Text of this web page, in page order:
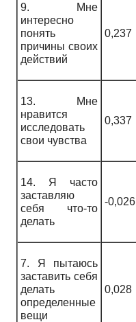
9. Мне
интересно
понять
причины своих
действий
0,237
13. Мне
нравится
исследовать
свои чувства
0,337
14. Я часто
заставляю
себя что-то
делать
-0,026
7. Я пытаюсь
заставить себя
делать
определенные
вещи
0,028